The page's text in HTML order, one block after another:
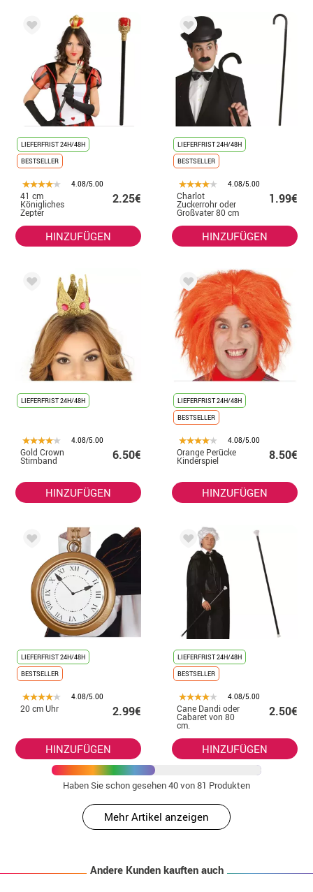
LIEFERFRIST 24H/48H
BESTSELLER
4.08/5.00
41 cm
Königliches
Zepter
2.25€
HINZUFÜGEN
LIEFERFRIST 24H/48H
BESTSELLER
4.08/5.00
Charlot
Zuckerrohr oder
Großvater 80 cm
1.99€
HINZUFÜGEN
LIEFERFRIST 24H/48H
4.08/5.00
Gold Crown
Stirnband 6.50€
HINZUFÜGEN
LIEFERFRIST 24H/48H
BESTSELLER
4.08/5.00
Orange Perücke
Kinderspiel 8.50€
HINZUFÜGEN
LIEFERFRIST 24H/48H
BESTSELLER
4.08/5.00
20 cm Uhr 2.99€
HINZUFÜGEN
LIEFERFRIST 24H/48H
BESTSELLER
4.08/5.00
Cane Dandi oder
Cabaret von 80
cm.
2.50€
HINZUFÜGEN
Haben Sie schon gesehen40von 81 Produkten
Mehr Artikel anzeigen
Andere Kunden kauften auch